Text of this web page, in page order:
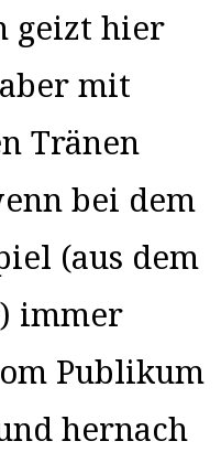
geizt hier
mit
Tränen
bei dem
(aus dem
immer
Publikum
hernach